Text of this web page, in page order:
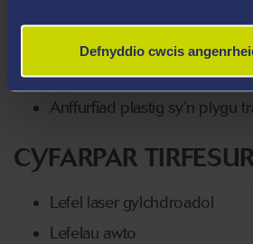
Defnyddio cwcis
Grymoedd ar bont grog
Pont bwa tri cholfach
Anffurfiad plastig sy’n plygu
CYFARPAR
Lefel laser gylchdroadol
Lefelau awto